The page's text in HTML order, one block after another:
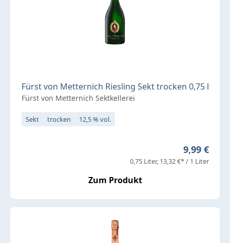
Fürst von Metternich Riesling Sekt trocken 0,75 l
Fürst von Metternich Sektkellerei
Sekt trocken 12,5 % vol.
Regulärer
9,99 €
0,75 Liter 13,32 €* / 1 Liter
Zum Produkt